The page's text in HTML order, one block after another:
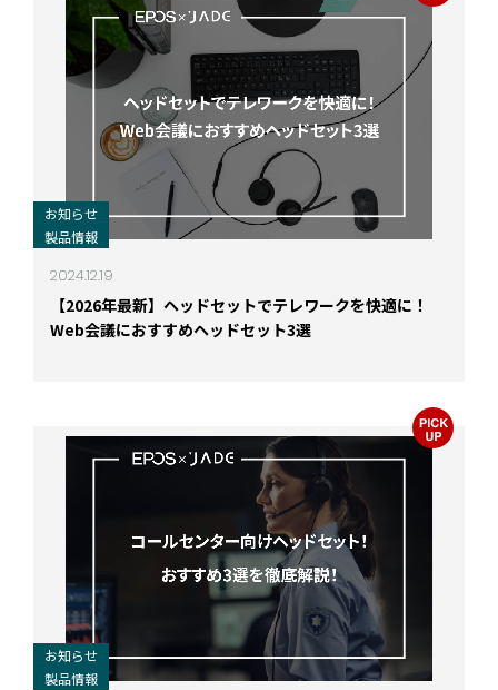
お知らせ
製品情報
2024.12.19
【2026年最新】ヘッドセットでテレワークを快適に！
Web会議におすすめヘッドセット3選
お知らせ
製品情報